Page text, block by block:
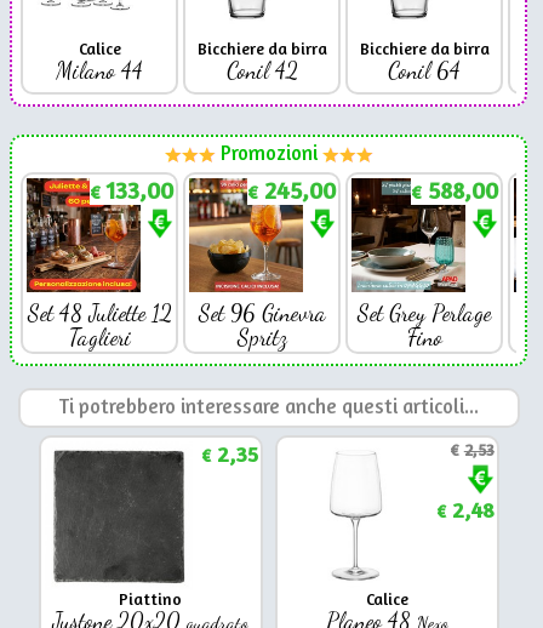
Calice
Milano 44
Bicchiere da birra
Conil 42
Bicchiere da birra
Conil 64
Promozioni
€ 133,00
Set 48 Juliette 12
Taglieri
€ 245,00
Set 96 Ginevra
Spritz
€ 588,00
Set Grey Perlage
Fino
Ti potrebbero interessare anche questi articoli...
Piattino
Justone 20x20quadrato
€2,35
Calice
Planeo 48 Nexo
€2,53
€2,48